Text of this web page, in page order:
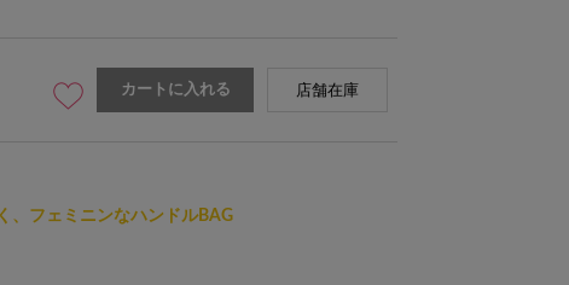
カートに入れる 店舗在庫
、フェミニンなハンドルBAG